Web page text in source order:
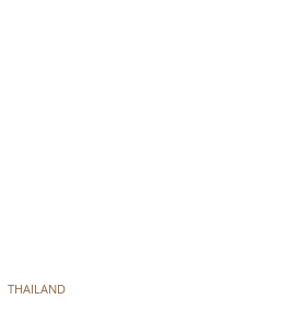
THAILAND